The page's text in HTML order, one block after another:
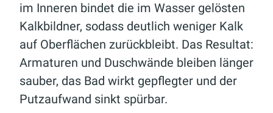
im Inneren bindet die im Wasser gelösten
Kalkbildner, sodass deutlich weniger Kalk
auf Oberflächen zurückbleibt. Das Resultat:
Armaturen und Duschwände bleiben länger
sauber, das Bad wirkt gepflegter und der
Putzaufwand sinkt spürbar.